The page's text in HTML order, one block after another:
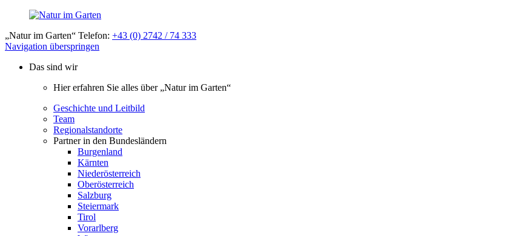
„Natur im Garten“ Telefon: +43 (0) 2742 / 74 333
Navigation überspringen
Das sind wir
Hier erfahren Sie alles über „Natur im Garten“
Geschichte und Leitbild
Team
Regionalstandorte
Partner in den Bundesländern
Burgenland
Kärnten
Niederösterreich
Oberösterreich
Salzburg
Steiermark
Tirol
Vorarlberg